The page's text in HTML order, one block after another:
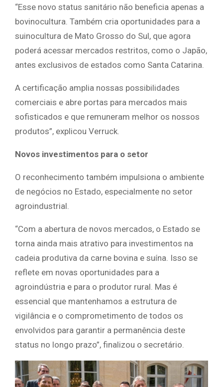
“Esse novo status sanitário não beneficia apenas a
bovinocultura. Também cria oportunidades para a
suinocultura de Mato Grosso do Sul, que agora
poderá acessar mercados restritos, como o Japão,
antes exclusivos de estados como Santa Catarina.
A certificação amplia nossas possibilidades
comerciais e abre portas para mercados mais
sofisticados e que remuneram melhor os nossos
produtos”, explicou Verruck.
Novos investimentos para o setor
O reconhecimento também impulsiona o ambiente
de negócios no Estado, especialmente no setor
agroindustrial.
“Com a abertura de novos mercados, o Estado se
torna ainda mais atrativo para investimentos na
cadeia produtiva da carne bovina e suína. Isso se
reflete em novas oportunidades para a
agroindústria e para o produtor rural. Mas é
essencial que mantenhamos a estrutura de
vigilância e o comprometimento de todos os
envolvidos para garantir a permanência deste
status no longo prazo”, finalizou o secretário.